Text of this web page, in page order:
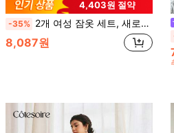
4,403원 절약
-35% 2개 여성 잠옷 세트, 새로운 반팔 라운드 넥 캐주얼 상의 꽃무늬 패턴, 봄과 여름에 적합 (패턴 랜덤)
8,087원